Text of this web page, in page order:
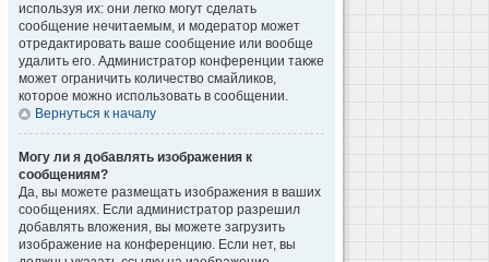
используя их: они легко могут сделать
сообщение нечитаемым, и модератор может
отредактировать ваше сообщение или вообще
удалить его. Администратор конференции также
может ограничить количество смайликов,
которое можно использовать в сообщении.
Вернуться к началу
Могу ли я добавлять изображения к
сообщениям?
Да, вы можете размещать изображения в ваших
сообщениях. Если администратор разрешил
добавлять вложения, вы можете загрузить
изображение на конференцию. Если нет, вы